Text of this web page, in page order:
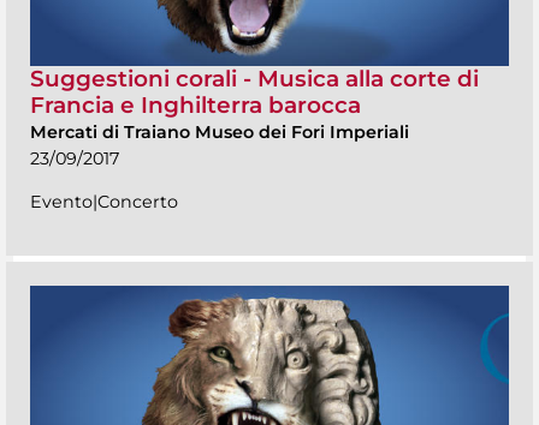
Suggestioni corali - Musica alla corte di
Francia e Inghilterra barocca
Mercati di Traiano Museo dei Fori Imperiali
23/09/2017
Evento|Concerto